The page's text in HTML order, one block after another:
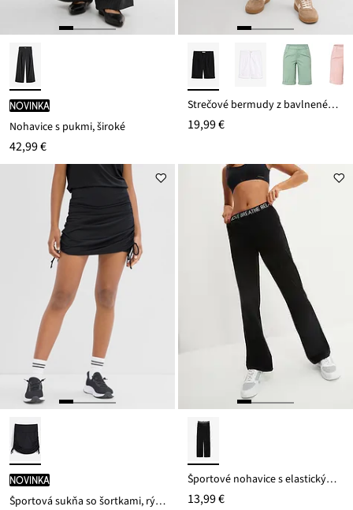
novinka
Nohavice s pukmi, široké
42,99 €
Strečové bermudy z bavlneného mixu
19,99 €
novinka
Športová sukňa so šortkami, rýchloschnúca
Športové nohavice s elastickým pásom
13,99 €